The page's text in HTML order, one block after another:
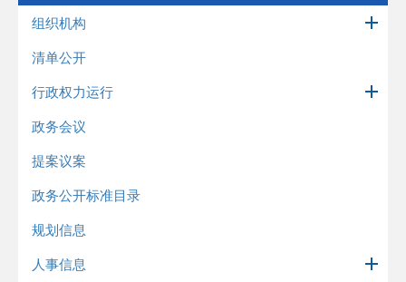
组织机构
清单公开
行政权力运行
政务会议
提案议案
政务公开标准目录
规划信息
人事信息